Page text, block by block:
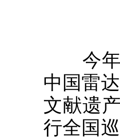
今年
中国雷
文献遗
行全国